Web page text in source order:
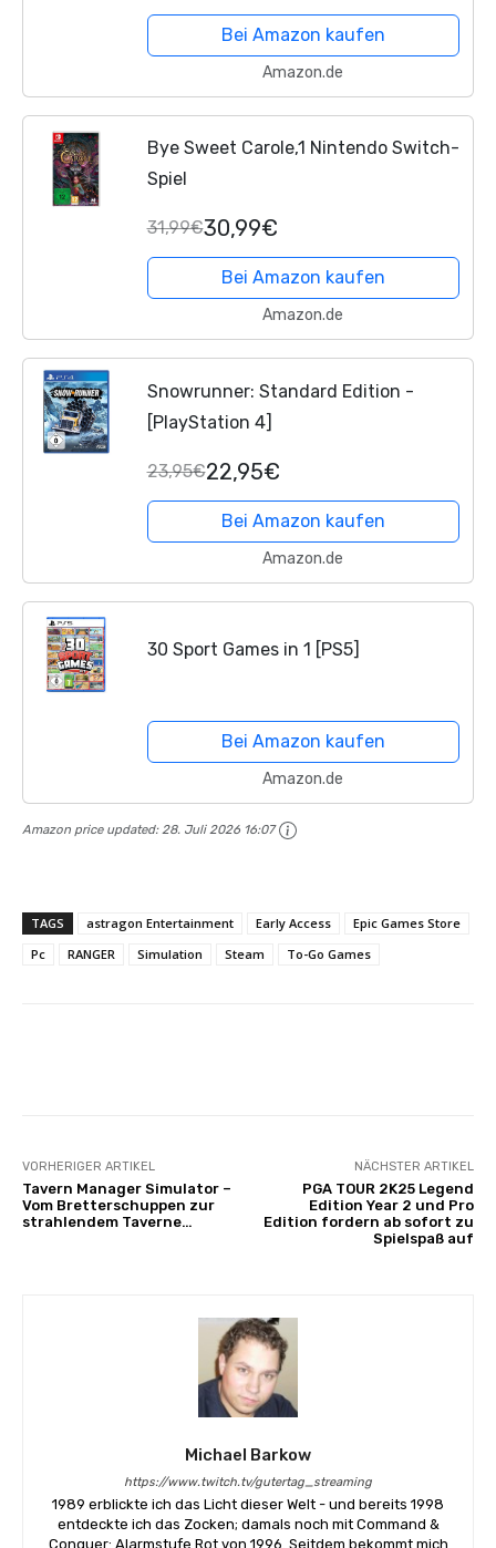
Bei Amazon kaufen
Amazon.de
Bye Sweet Carole,1 Nintendo Switch-
Spiel
31,99€30,99€
Bei Amazon kaufen
Amazon.de
Snowrunner: Standard Edition -
[PlayStation 4]
23,95€22,95€
Bei Amazon kaufen
Amazon.de
30 Sport Games in 1 [PS5]
Bei Amazon kaufen
Amazon.de
Amazon price updated:28. Juli 2026 16:07
TAGS astragon Entertainment Early Access
Epic Games Store
Pc
RANGER Simulation Steam To-Go Games
VORHERIGER ARTIKEL
Tavern Manager Simulator –
Vom Bretterschuppen zur
strahlendem Taverne…
NÄCHSTER ARTIKEL
PGA TOUR 2K25 Legend
Edition Year 2 und Pro
Edition fordern ab sofort zu
Spielspaß auf
Michael Barkow
https://www.twitch.tv/gutertag_streaming
1989 erblickte ich das Licht dieser Welt - und bereits 1998
entdeckte ich das Zocken; damals noch mit Command &
Conquer: Alarmstufe Rot von 1996. Seitdem bekommt mich